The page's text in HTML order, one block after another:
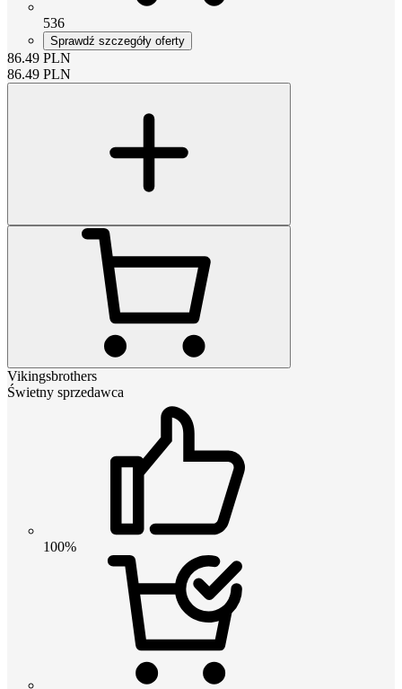
536
Sprawdź szczegóły oferty
86.49 PLN
86.49 PLN
Vikingsbrothers
Świetny sprzedawca
100%